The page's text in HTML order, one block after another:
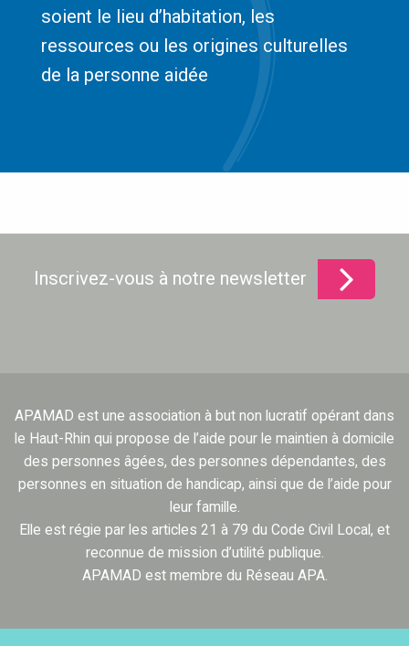
soient le lieu d’habitation, les
ressources ou les origines culturelles
de la personne aidée
Inscrivez-vous à notre newsletter
APAMAD est une association à but non lucratif opérant dans
le Haut-Rhin qui propose de l’aide pour le maintien à domicile
des personnes âgées, des personnes dépendantes, des
personnes en situation de handicap, ainsi que de l’aide pour
leur famille.
Elle est régie par les articles 21 à 79 du Code Civil Local, et
reconnue de mission d’utilité publique.
APAMAD est membre du Réseau APA.